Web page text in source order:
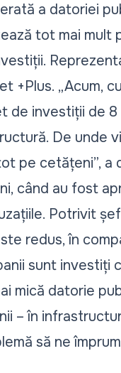
a datoriei
tot mai
+Plus. „Acum,
de investiții de
De unde
pe cetățeni”, a
când au fost
Potrivit
redus, în
sunt investiți
mică datorie
– în
să ne